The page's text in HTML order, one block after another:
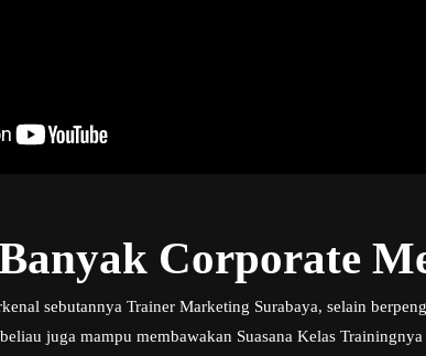
Corporate
sebutannya Trainer Marketing Surabaya, selain
juga mampu membawakan Suasana Kelas Trainingnya